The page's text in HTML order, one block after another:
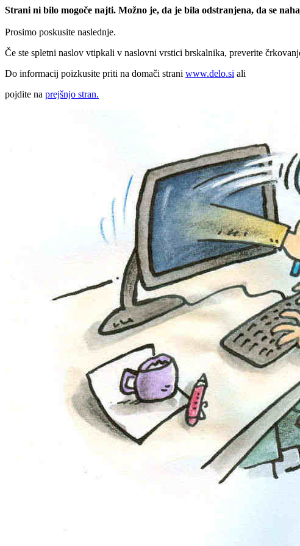
Strani ni bilo mogoče najti. Možno je, da je bila odstranjena, da se
Prosimo poskusite naslednje.
Če ste spletni naslov vtipkali v naslovni vrstici brskalnika, preverite
Do informacij poizkusite priti na domači strani www.delo.si ali
pojdite na prejšnjo stran.